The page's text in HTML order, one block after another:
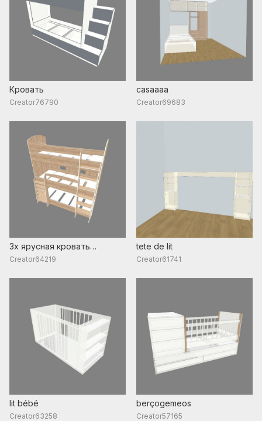
Кровать
Creator76790
casaaaa
Creator69683
3х ярусная кровать
Завершено
Creator64219
tete de lit
Creator61741
lit bébé
Creator63258
berçogemeos
Creator57165